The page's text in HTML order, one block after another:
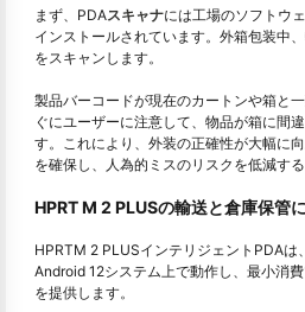
まず、PDAスキャナには工場のソフトウ
インストールされています。外箱包装中
をスキャンします。
製品バーコードが現在のカートンや箱と
ぐにユーザーに注意して、物品が箱に間
す。これにより、外装の正確性が大幅に
を確保し、人為的ミスのリスクを低減する
HPRT M 2 PLUSの輸送と倉庫保管
HPRTM 2 PLUSインテリジェントPDAは
Android 12システム上で動作し、最小消
を提供します。